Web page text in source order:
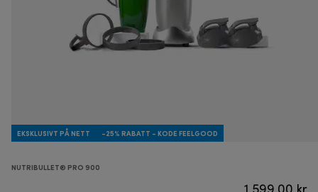
EKSKLUSIVT PÅ NETT -25% RABATT - KODE FEELGOOD
NUTRIBULLET® PRO 900